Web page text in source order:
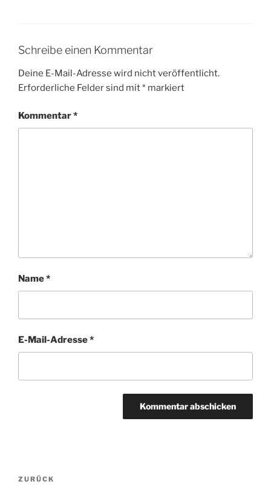
Schreibe einen Kommentar
Deine E-Mail-Adresse wird nicht veröffentlicht.
Erforderliche Felder sind mit* markiert
Kommentar*
Name*
E-Mail-Adresse*
Beitragsnavigation
Vorheriger
ZURÜCK